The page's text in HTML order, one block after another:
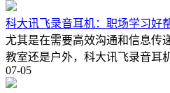
科大讯飞录音耳机：职场学习好
尤其是在需要高效沟通和信息传
教室还是户外，科大讯飞录音耳
07-05